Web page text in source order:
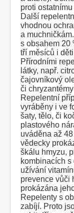
proti
Další
vhodnou
a
s obsahem 20
tří měsíců i
Přírodními
látky, např.
čajovníkový
či
Repelentní
vyráběny i ve
šaty, tělo, či
plastového
uváděna až
vědecky
škálu hmyzu,
kombinacích s
užívání
prevence vůči
prokázána
Repelenty s
zabíjí. Proto